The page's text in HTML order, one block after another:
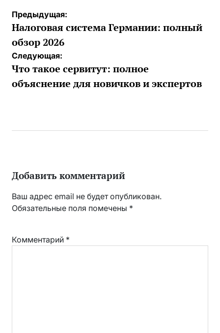
Навигация
по
записям
Предыдущая:
Налоговая система Германии: полный
обзор 2026
Следующая:
Что такое сервитут: полное
объяснение для новичков и экспертов
Добавить комментарий
Ваш адрес email не будет опубликован.
Обязательные поля помечены *
Комментарий *